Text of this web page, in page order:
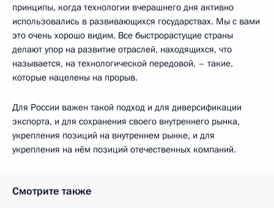
принципы, когда технологии вчерашнего дня активно
использовались в развивающихся государствах. Мы с вами
это очень хорошо видим. Все быстрорастущие страны
делают упор на развитие отраслей, находящихся, что
называется, на технологической передовой, – такие,
которые нацелены на прорыв.
Для России важен такой подход и для диверсификации
экспорта, и для сохранения своего внутреннего рынка,
укрепления позиций на внутреннем рынке, и для
укрепления на нём позиций отечественных компаний.
Смотрите также